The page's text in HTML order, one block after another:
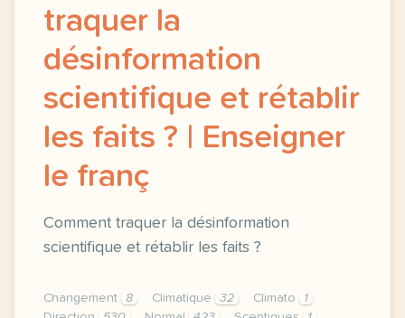
traquer la
désinformation
scientifique et rétablir
les faits ? | Enseigner
le franç
Comment traquer la désinformation
scientifique et rétablir les faits ?
Changement 8 Climatique 32 Climato
1